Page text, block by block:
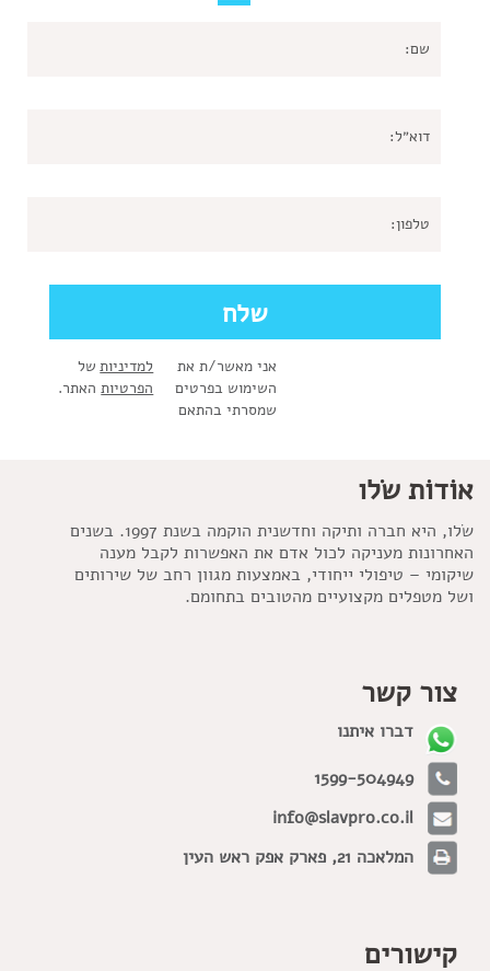
אני מאשר/ת את
השימוש בפרטים
שמסרתי בהתאם
למדיניות
הפרטיות
של
האתר.
אוֹדוֹת שׂלו
שׂלו, היא חברה ותיקה וחדשנית הוקמה בשנת 1997. בשנים
האחרונות מעניקה לכול אדם את האפשרות לקבל מענה
שיקומי – טיפולי ייחודי, באמצעות מגוון רחב של שירותים
ושל מטפלים מקצועיים מהטובים בתחומם.
צור קשר
דברו איתנו
1599-504949
info@slavpro.co.il
המלאכה 21, פארק אפק ראש העין
קישורים